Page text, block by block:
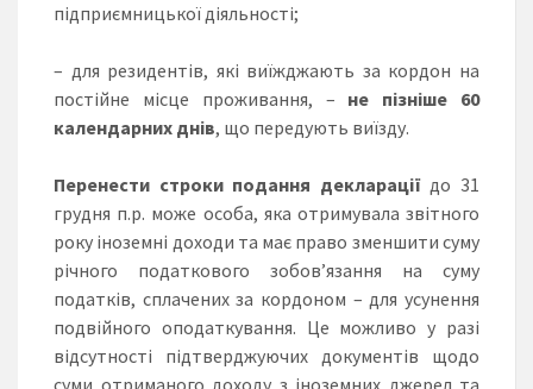
підприємницької діяльності;
– для резидентів, які виїжджають за кордон на
постійне місце проживання, – не пізніше 60
календарних днів, що передують виїзду.
Перенести строки подання деклараціїдо 31
грудня п.р. може особа, яка отримувала звітного
року іноземні доходи та має право зменшити суму
річного податкового зобов’язання на суму
податків, сплачених за кордоном – для усунення
подвійного оподаткування. Це можливо у разі
відсутності підтверджуючих документів щодо
суми отриманого доходу з іноземних джерел та